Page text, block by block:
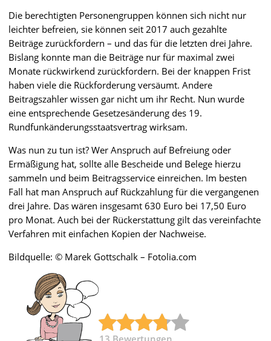
Die berechtigten Personengruppen können sich nicht nur
leichter befreien, sie können seit 2017 auch gezahlte
Beiträge zurückfordern – und das für die letzten drei Jahre.
Bislang konnte man die Beiträge nur für maximal zwei
Monate rückwirkend zurückfordern. Bei der knappen Frist
haben viele die Rückforderung versäumt. Andere
Beitragszahler wissen gar nicht um ihr Recht. Nun wurde
eine entsprechende Gesetzesänderung des 19.
Rundfunkänderungsstaatsvertrag wirksam.
Was nun zu tun ist? Wer Anspruch auf Befreiung oder
Ermäßigung hat, sollte alle Bescheide und Belege hierzu
sammeln und beim Beitragsservice einreichen. Im besten
Fall hat man Anspruch auf Rückzahlung für die vergangenen
drei Jahre. Das wären insgesamt 630 Euro bei 17,50 Euro
pro Monat. Auch bei der Rückerstattung gilt das vereinfachte
Verfahren mit einfachen Kopien der Nachweise.
Bildquelle: © Marek Gottschalk – Fotolia.com
13 Bewertungen